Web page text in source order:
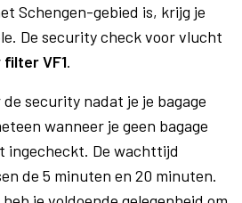
Schengen-gebied is, krijg je
De security check voor vlucht
VF1.
security nadat je je bagage
wanneer je geen bagage
ingecheckt. De wachttijd
de 5 minuten en 20 minuten.